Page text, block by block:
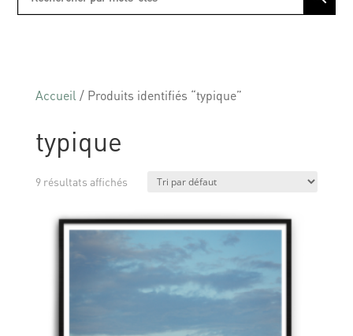
Accueil / Produits identifiés “typique”
typique
9 résultats affichés